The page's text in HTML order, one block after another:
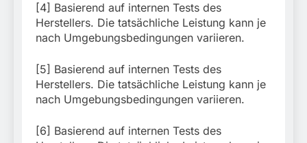
[4] Basierend auf internen Tests des
Herstellers. Die tatsächliche Leistung kann je
nach Umgebungsbedingungen variieren.
[5] Basierend auf internen Tests des
Herstellers. Die tatsächliche Leistung kann je
nach Umgebungsbedingungen variieren.
[6] Basierend auf internen Tests des